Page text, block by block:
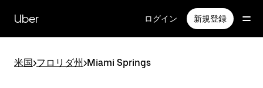
Uber ログイン 新規登録
米国>フロリダ州>Miami Springs